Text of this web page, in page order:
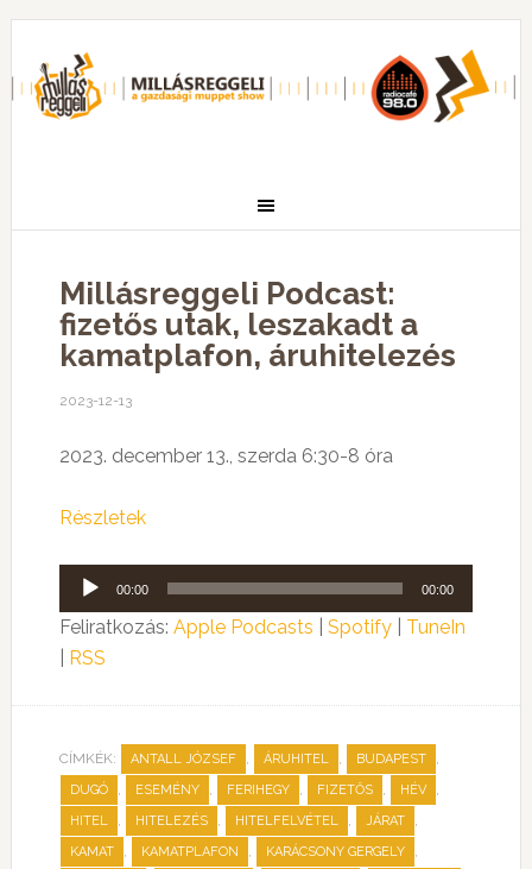
Millásreggeli Podcast:
fizetős utak, leszakadt a
kamatplafon, áruhitelezés
2023-12-13
2023. december 13., szerda 6:30-8 óra
Részletek
Audió
lejátszó
00:00 00:00
Feliratkozás: Apple Podcasts Spotify| TuneIn
RSS
CÍMKÉK: ANTALL JÓZSEF , ÁRUHITEL , BUDAPEST ,
DUGÓ , ESEMÉNY , FERIHEGY , FIZETŐS , HÉV ,
HITEL , HITELEZÉS , HITELFELVÉTEL , JÁRAT ,
KAMAT , KAMATPLAFON , KARÁCSONY GERGELY ,